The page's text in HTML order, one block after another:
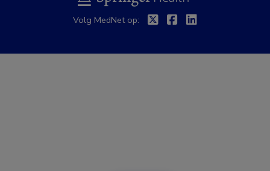
Volg MedNet op: TwitterFacebook
Linkedin